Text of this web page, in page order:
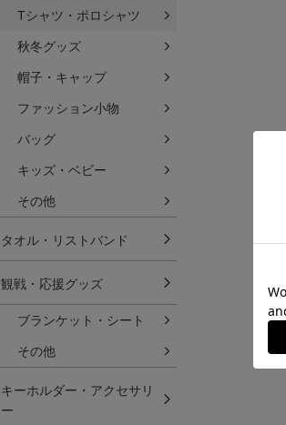
Tシャツ・ポロシャツ
秋冬グッズ
帽子・キャップ
ファッション小物
バッグ
キッズ・ベビー
その他
タオル・リストバンド
観戦・応援グッズ
ブランケット・シート
その他
キーホルダー・アクセサリ
ー